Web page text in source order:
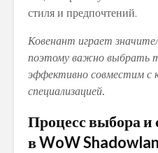
стиля и предпочтений.
Ковенант играет
поэтому важно выбрать
эффективно совместим с
специализацией.
Процесс выбора и
в WoW